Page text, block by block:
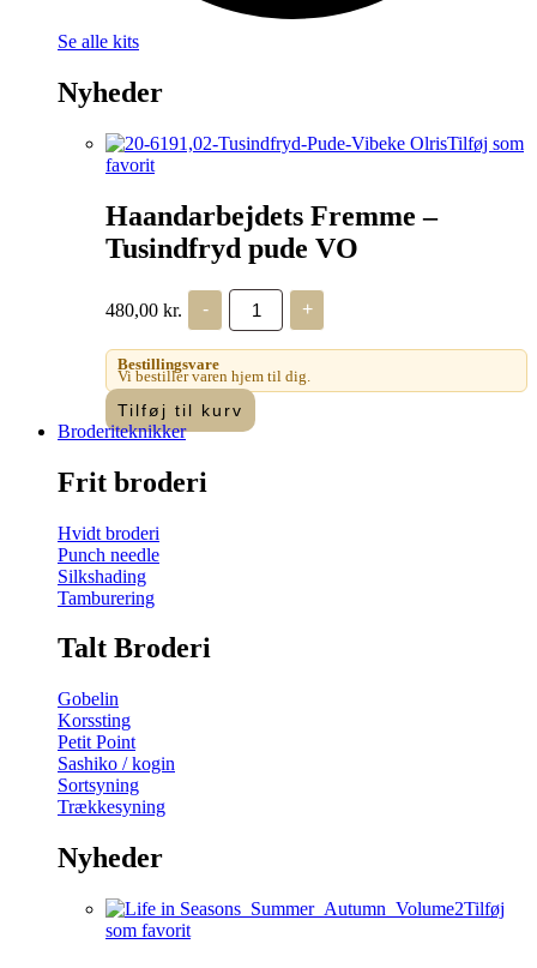
Se alle kits
Nyheder
Tilføj som
favorit
Haandarbejdets Fremme –
Tusindfryd pude VO
480,00 kr. -
Haandarbejdets
Fremme
-
Tusindfryd
pude
VO
antal
+
Bestillingsvare
Vi bestiller varen hjem til dig.
Tilføj til kurv
Broderiteknikker
Frit broderi
Hvidt broderi
Punch needle
Silkshading
Tamburering
Talt Broderi
Gobelin
Korssting
Petit Point
Sashiko / kogin
Sortsyning
Trækkesyning
Nyheder
Tilføj
som favorit